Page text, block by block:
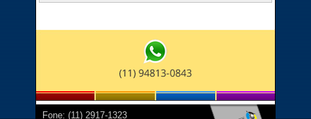
Fone: (11) 2917-1323